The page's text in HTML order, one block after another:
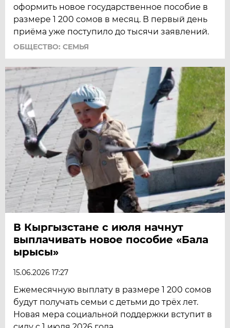
оформить новое государственное пособие в
размере 1 200 сомов в месяц. В первый день
приёма уже поступило до тысячи заявлений.
ОБЩЕСТВО: СЕМЬЯ
В Кыргызстане с июля начнут
выплачивать новое пособие «Бала
ырысы»
15.06.2026 17:27
Ежемесячную выплату в размере 1 200 сомов
будут получать семьи с детьми до трёх лет.
Новая мера социальной поддержки вступит в